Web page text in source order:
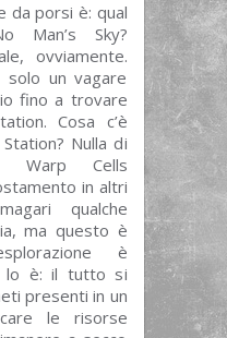
da porsi è: qual
Sky?
ovviamente.
un vagare
fino a trovare
Cosa c’è
Nulla di
Warp Cells
in altri
qualche
ma questo è
è
lo è: il tutto si
presenti in un
le risorse